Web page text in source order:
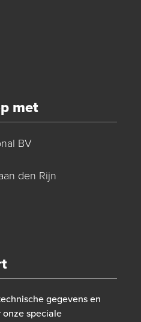
met
BV
den Rijn
gegevens en
speciale